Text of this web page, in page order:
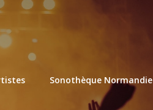
Sonothèque Normandie